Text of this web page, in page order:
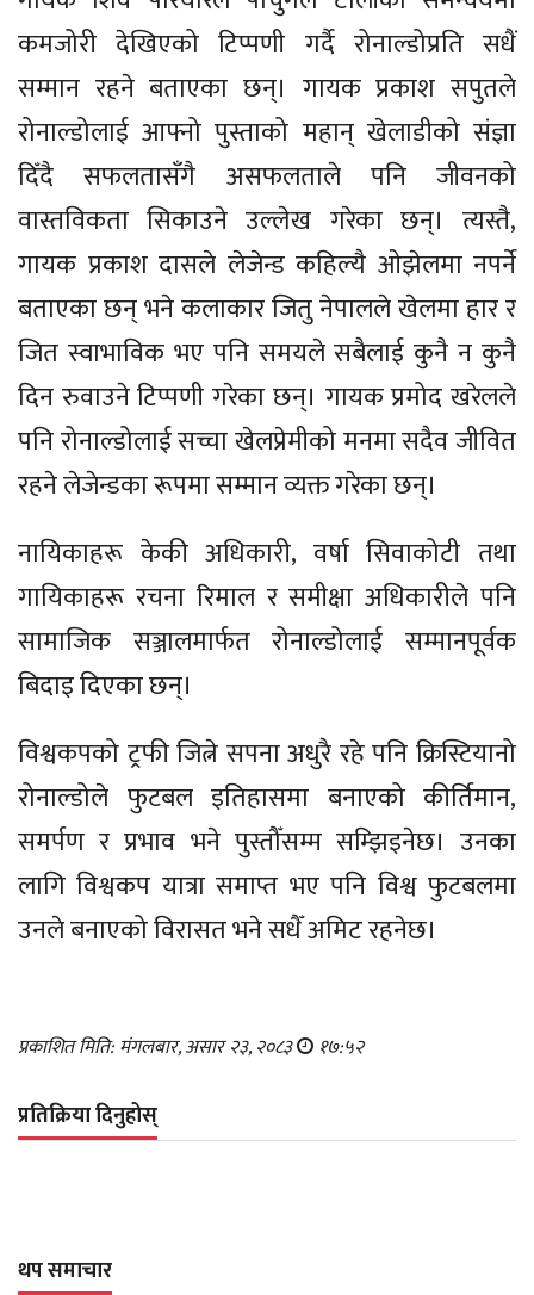
कमजोरी देखिएको टिप्पणी गर्दै रोनाल्डोप्रति सधैं
सम्मान रहने बताएका छन्। गायक प्रकाश सपुतले
रोनाल्डोलाई आफ्नो पुस्ताको महान् खेलाडीको संज्ञा
दिँदै सफलतासँगै असफलताले पनि जीवनको
वास्तविकता सिकाउने उल्लेख गरेका छन्। त्यस्तै,
गायक प्रकाश दासले लेजेन्ड कहिल्यै ओझेलमा नपर्ने
बताएका छन् भने कलाकार जितु नेपालले खेलमा हार र
जित स्वाभाविक भए पनि समयले सबैलाई कुनै न कुनै
दिन रुवाउने टिप्पणी गरेका छन्। गायक प्रमोद खरेलले
पनि रोनाल्डोलाई सच्चा खेलप्रेमीको मनमा सदैव जीवित
रहने लेजेन्डका रूपमा सम्मान व्यक्त गरेका छन्।
नायिकाहरू केकी अधिकारी, वर्षा सिवाकोटी तथा
गायिकाहरू रचना रिमाल र समीक्षा अधिकारीले पनि
सामाजिक सञ्जालमार्फत रोनाल्डोलाई सम्मानपूर्वक
बिदाइ दिएका छन्।
विश्वकपको ट्रफी जित्ने सपना अधुरै रहे पनि क्रिस्टियानो
रोनाल्डोले फुटबल इतिहासमा बनाएको कीर्तिमान,
समर्पण र प्रभाव भने पुस्तौँसम्म सम्झिइनेछ। उनका
लागि विश्वकप यात्रा समाप्त भए पनि विश्व फुटबलमा
उनले बनाएको विरासत भने सधैँ अमिट रहनेछ।
प्रकाशित मिति: मंगलबार, असार २३, २०८३ १७:५२
प्रतिक्रिया दिनुहोस्
थप समाचार